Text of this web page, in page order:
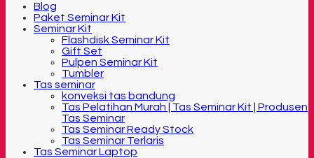
Blog
Paket Seminar Kit
Seminar Kit
Flashdisk Seminar Kit
Gift Set
Pulpen Seminar Kit
Tumbler
Tas seminar
konveksi tas bandung
Tas Pelatihan Murah | Tas Seminar Kit | Produsen
Tas Seminar
Tas Seminar Ready Stock
Tas Seminar Terlaris
Tas Seminar Laptop